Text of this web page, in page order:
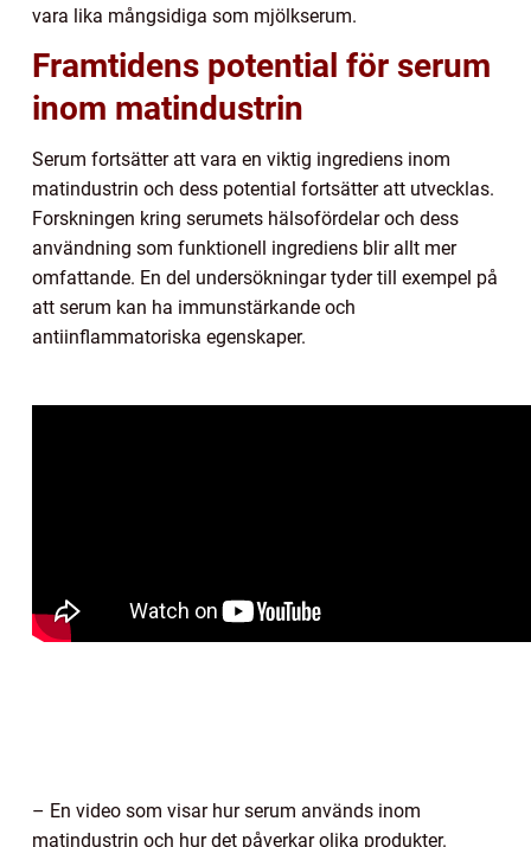
vara lika mångsidiga som mjölkserum.
Framtidens potential för serum
inom matindustrin
Serum fortsätter att vara en viktig ingrediens inom
matindustrin och dess potential fortsätter att utvecklas.
Forskningen kring serumets hälsofördelar och dess
användning som funktionell ingrediens blir allt mer
omfattande. En del undersökningar tyder till exempel på
att serum kan ha immunstärkande och
antiinflammatoriska egenskaper.
– En video som visar hur serum används inom
matindustrin och hur det påverkar olika produkter.